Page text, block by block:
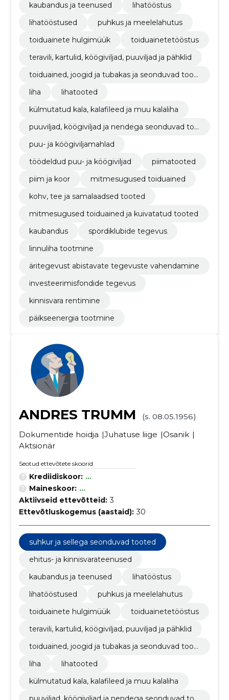
kaubandus ja teenused
lihatööstus
lihatööstused
puhkus ja meelelahutus
toiduainete hulgimüük
toiduainetetööstus
teravili, kartulid, köögiviljad, puuviljad ja pähklid
toiduained, joogid ja tubakas ja seonduvad toot
liha
lihatooted
külmutatud kala, kalafileed ja muu kalaliha
puuviljad, köögiviljad ja nendega seonduvad too
puu- ja köögiviljamahlad
töödeldud puu- ja köögiviljad
piimatooted
piim ja koor
mitmesugused toiduained
kohv, tee ja samalaadsed tooted
mitmesugused toiduained ja kuivatatud tooted
kaubandus
spordiklubide tegevus
linnuliha tootmine
äritegevust abistavate tegevuste vahendamine
investeerimisfondide tegevus
kinnisvara rentimine
päikseenergia tootmine
ANDRES TRUMM
(s. 08.05.1956)
Dokumentide hoidja
Juhatuse liige
Osanik
Aktsionär
Seotud ettevõtete skoorid
Krediidiskoor: ...
Maineskoor: ...
Aktiivseid ettevõtteid: 3
Ettevõtluskogemus (aastaid): 30
suhkur ja sellega seonduvad tooted
ehitus- ja kinnisvarateenused
kaubandus ja teenused
lihatööstus
lihatööstused
puhkus ja meelelahutus
toiduainete hulgimüük
toiduainetetööstus
teravili, kartulid, köögiviljad, puuviljad ja pähklid
toiduained, joogid ja tubakas ja seonduvad toot
liha
lihatooted
külmutatud kala, kalafileed ja muu kalaliha